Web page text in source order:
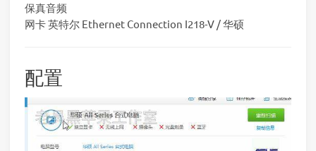
保真音频
网卡 英特尔 Ethernet Connection I218-V / 华硕
配置